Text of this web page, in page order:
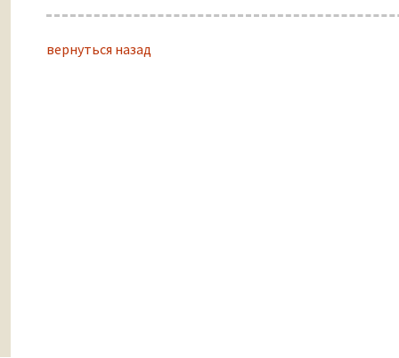
вернуться назад